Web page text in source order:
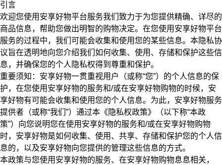
引言
欢迎您使用安享好物平台服务我们致力于为您提供精确、详尽的
商品信息，帮助您做出明智的购物决定。在您使用安享好物平台
服务的过程中，我们可能会收集和使用您的某些信息。本隐私协
议旨在透明地向您介绍我们如何收集、使用、存储和保护这些信
息，并确保您的个人隐私权得到尊重和保护。
重要须知：安享好物一贯重视用户（或称“您”）的个人信息的保
护，在您使用安享好物的服务和/或在安享好物购物的时候，安
享好物有可能会收集和使用您的个人信息。为此，安享好物服务
提供者（或称“我们 ”）通过本《隐私权政策》（以下称“本政
策”）向您说明您在使用安享好物的服务和/或在安享好物购物
时，安享好物是如何收集、使用、共享、存储和保护您的个人信
息的，以及安享好物向您提供的管理这些信息的方式。
本政策与您使用安享好物的服务、在安享好物购物息息相关，